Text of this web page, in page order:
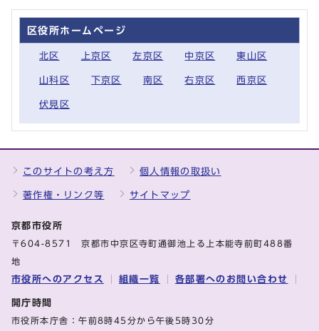
区役所ホームページ
北区 上京区 左京区 中京区 東山区
山科区 下京区 南区 右京区 西京区
伏見区
このサイトの考え方 個人情報の取扱い
著作権・リンク等 サイトマップ
京都市役所
〒604-8571 京都市中京区寺町通御池上る上本能寺前町488番
地
市役所へのアクセス 組織一覧 各部署へのお問い合わせ
開庁時間
市役所本庁舎：午前8時45分から午後5時30分